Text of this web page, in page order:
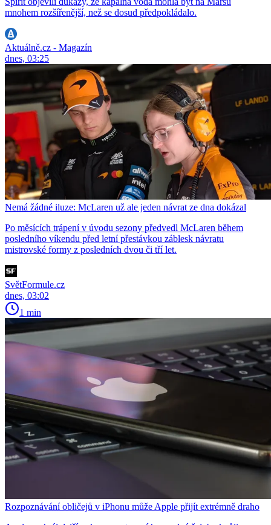
mnohem rozšířenější, než se dosud předpokládalo.
Aktuálně.cz - Magazín
dnes, 03:25
Nemá žádné iluze: McLaren už ale jeden návrat ze dna dokázal
Po měsících trápení v úvodu sezony předvedl McLaren během
posledního víkendu před letní přestávkou záblesk návratu
mistrovské formy z posledních dvou či tří let.
SvětFormule.cz
dnes, 03:02
1 min
Rozpoznávání obličejů v iPhonu může Apple přijít extrémně draho